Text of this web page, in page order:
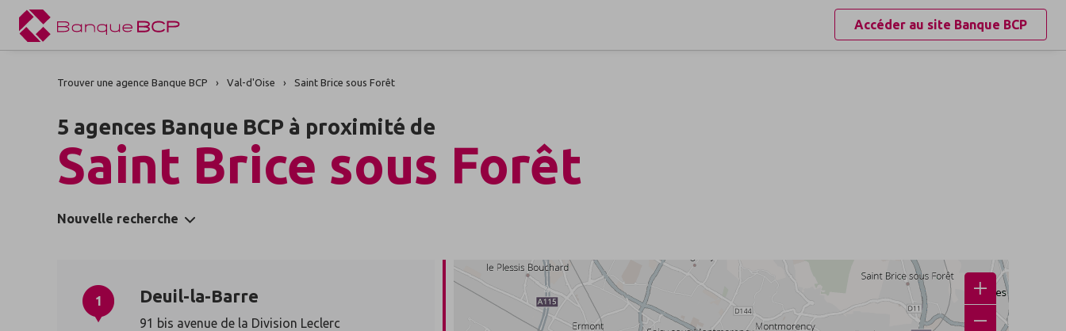
Accéder au site Banque BCP
Trouver une agence Banque BCP Val-d'Oise Saint Brice sous Forêt
5 agences Banque BCP à proximité de
Saint Brice sous Forêt
Nouvelle recherche
1 Deuil-la-Barre
91 bis avenue de la Division Leclerc